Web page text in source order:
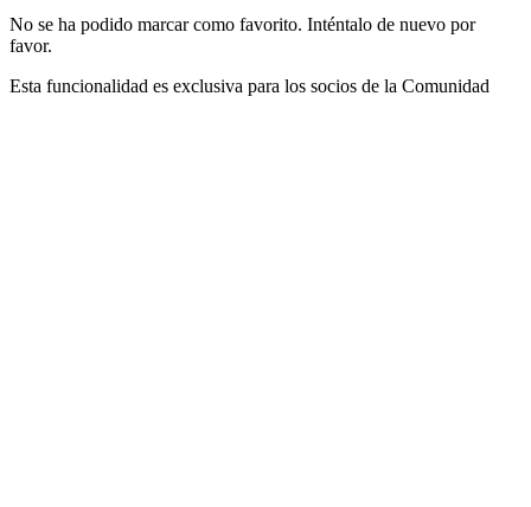
No se ha podido marcar como favorito. Inténtalo de nuevo por
favor.
Esta funcionalidad es exclusiva para los socios de la Comunidad